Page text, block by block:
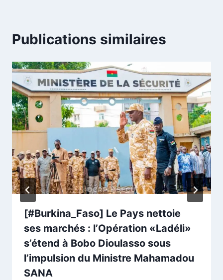
Publications similaires
[#Burkina_Faso] Le Pays nettoie
ses marchés : l’Opération «Ladéli»
s’étend à Bobo Dioulasso sous
l’impulsion du Ministre Mahamadou
SANA